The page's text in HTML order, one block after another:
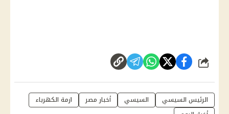
شارك
الرئيس السيسي السيسي أخبار مصر
ازمة الكهرباء